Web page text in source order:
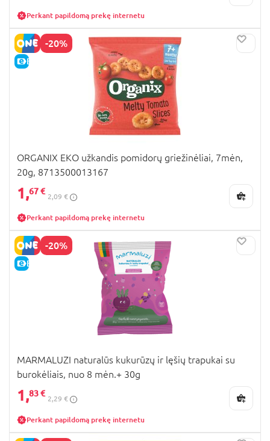
Perkant papildomą prekę internetu
-20%
E-KAINA
ORGANIX EKO užkandis pomidorų griežinėliai, 7mėn,
20g, 8713500013167
1,67 €
2,09 €
Perkant papildomą prekę internetu
-20%
E-KAINA
MARMALUZI naturalūs kukurūzų ir lęšių trapukai su
burokėliais, nuo 8 mėn.+ 30g
1,83 €
2,29 €
Perkant papildomą prekę internetu